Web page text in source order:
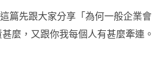
篇先跟大家分享「為何一般企業會
麼，又跟你我每個人有甚麼牽連。